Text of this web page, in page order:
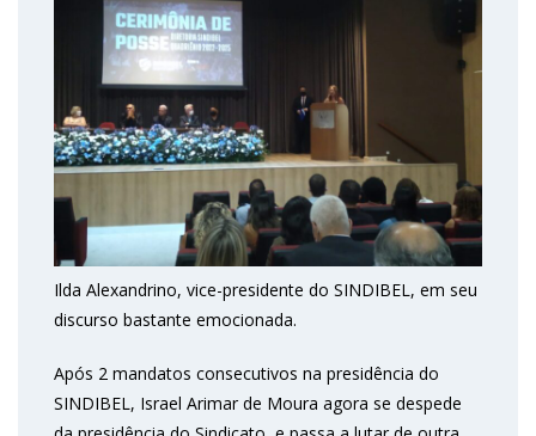
Ilda Alexandrino, vice-presidente do SINDIBEL, em seu
discurso bastante emocionada.
Após 2 mandatos consecutivos na presidência do
SINDIBEL, Israel Arimar de Moura agora se despede